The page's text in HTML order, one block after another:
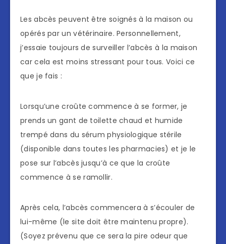
Les abcès peuvent être soignés à la maison ou
opérés par un vétérinaire. Personnellement,
j’essaie toujours de surveiller l’abcès à la maison
car cela est moins stressant pour tous. Voici ce
que je fais :
Lorsqu’une croûte commence à se former, je
prends un gant de toilette chaud et humide
trempé dans du sérum physiologique stérile
(disponible dans toutes les pharmacies) et je le
pose sur l’abcès jusqu’à ce que la croûte
commence à se ramollir.
Après cela, l’abcès commencera à s’écouler de
lui-même (le site doit être maintenu propre).
(Soyez prévenu que ce sera la pire odeur que